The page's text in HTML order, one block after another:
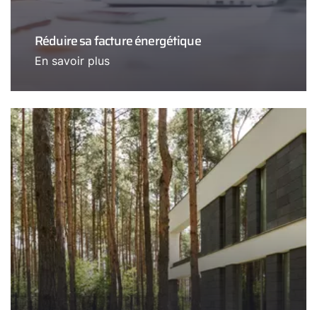
Réduire sa facture énergétique
En savoir plus